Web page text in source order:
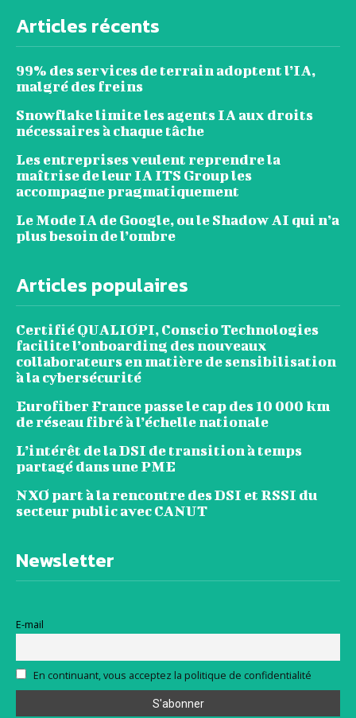
Articles récents
99% des services de terrain adoptent l’IA,
malgré des freins
Snowflake limite les agents IA aux droits
nécessaires à chaque tâche
Les entreprises veulent reprendre la
maîtrise de leur IA ITS Group les
accompagne pragmatiquement
Le Mode IA de Google, ou le Shadow AI qui n’a
plus besoin de l’ombre
Articles populaires
Certifié QUALIOPI, Conscio Technologies
facilite l’onboarding des nouveaux
collaborateurs en matière de sensibilisation
à la cybersécurité
Eurofiber France passe le cap des 10 000 km
de réseau fibré à l’échelle nationale
L’intérêt de la DSI de transition à temps
partagé dans une PME
NXO part à la rencontre des DSI et RSSI du
secteur public avec CANUT
Newsletter
E-mail
En continuant, vous acceptez la politique de confidentialité